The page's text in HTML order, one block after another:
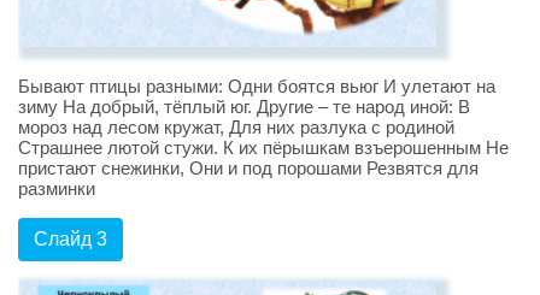
Бывают птицы разными: Одни боятся вьюг И улетают на
зиму На добрый, тёплый юг. Другие – те народ иной: В
мороз над лесом кружат, Для них разлука с родиной
Страшнее лютой стужи. К их пёрышкам взъерошенным Не
пристают снежинки, Они и под порошами Резвятся для
разминки
Слайд 3